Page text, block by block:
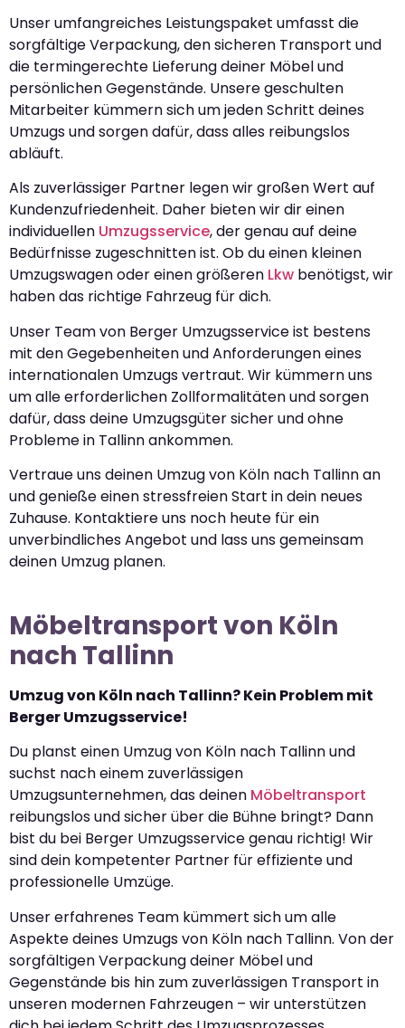
Unser umfangreiches Leistungspaket umfasst die
sorgfältige Verpackung, den sicheren Transport und
die termingerechte Lieferung deiner Möbel und
persönlichen Gegenstände. Unsere geschulten
Mitarbeiter kümmern sich um jeden Schritt deines
Umzugs und sorgen dafür, dass alles reibungslos
abläuft.
Als zuverlässiger Partner legen wir großen Wert auf
Kundenzufriedenheit. Daher bieten wir dir einen
individuellen Umzugsservice, der genau auf deine
Bedürfnisse zugeschnitten ist. Ob du einen kleinen
Umzugswagen oder einen größeren Lkw benötigst, wir
haben das richtige Fahrzeug für dich.
Unser Team von Berger Umzugsservice ist bestens
mit den Gegebenheiten und Anforderungen eines
internationalen Umzugs vertraut. Wir kümmern uns
um alle erforderlichen Zollformalitäten und sorgen
dafür, dass deine Umzugsgüter sicher und ohne
Probleme in Tallinn ankommen.
Vertraue uns deinen Umzug von Köln nach Tallinn an
und genieße einen stressfreien Start in dein neues
Zuhause. Kontaktiere uns noch heute für ein
unverbindliches Angebot und lass uns gemeinsam
deinen Umzug planen.
Möbeltransport von Köln
nach Tallinn
Umzug von Köln nach Tallinn? Kein Problem mit
Berger Umzugsservice!
Du planst einen Umzug von Köln nach Tallinn und
suchst nach einem zuverlässigen
Umzugsunternehmen, das deinen Möbeltransport
reibungslos und sicher über die Bühne bringt? Dann
bist du bei Berger Umzugsservice genau richtig! Wir
sind dein kompetenter Partner für effiziente und
professionelle Umzüge.
Unser erfahrenes Team kümmert sich um alle
Aspekte deines Umzugs von Köln nach Tallinn. Von der
sorgfältigen Verpackung deiner Möbel und
Gegenstände bis hin zum zuverlässigen Transport in
unseren modernen Fahrzeugen – wir unterstützen